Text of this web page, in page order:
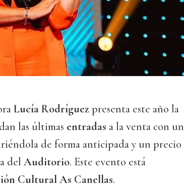
Lucía Rodríguez presenta este año la
las últimas entradas a la venta con un
de forma anticipada y un precio
del Auditorio. Este evento está
Cultural As Canellas.